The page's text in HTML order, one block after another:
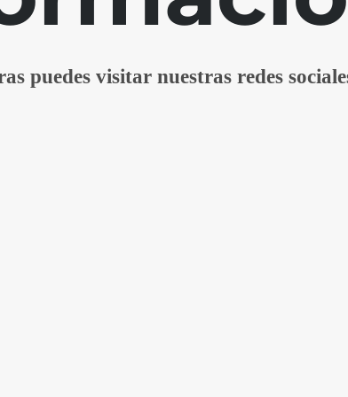
puedes visitar nuestras redes